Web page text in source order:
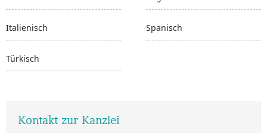
Italienisch Spanisch
Türkisch
Kontakt zur Kanzlei